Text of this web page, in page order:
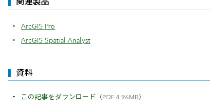
ArcGIS Pro
ArcGIS Spatial Analyst
資料
この記事をダウンロード （PDF 4.96MB）